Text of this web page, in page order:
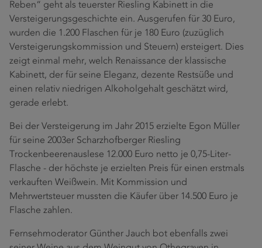
Reben“ geht als teuerster Riesling Kabinett in die
Versteigerungsgeschichte ein. Ausgerufen für 30 Euro,
wurden die 1.200 Flaschen für je 180 Euro (zuzüglich
Versteigerungskommission und Steuern) ersteigert. Dies
zeigt einmal mehr, welch Renaissance der klassische
Kabinett, der für seine Eleganz, dezente Restsüße und
einen relativ niedrigen Alkoholgehalt geschätzt wird,
gerade erlebt.
Bei der Versteigerung im Jahr 2015 erzielte Egon Müller
für seine 2003er Scharzhofberger Riesling
Trockenbeerenauslese 12.000 Euro netto je 0,75-Liter-
Flasche - der höchste je erzielten Preis für einen erstmals
verkauften Weißwein. Mit Kommission und
Mehrwertsteuer mussten die Käufer über 14.500 Euro je
Flasche zahlen.
Fernsehmoderator Günther Jauch bot ebenfalls zwei